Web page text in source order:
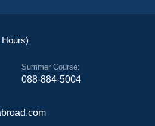
Hours)
Summer Course:
088-884-5004